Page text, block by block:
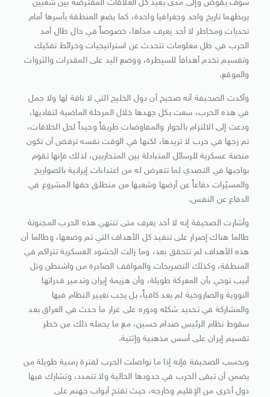
سوف يقوّض وإلى مدى بعيد كل العلاقات المفترضة بين شعبين
يربطهما تاريخ واحد وجغرافيا واحدة، كما يضع المنطقة بأسرها أمام
تحديات ومخاطر لا أحد يعرف مداها، خصوصاً في حال طال أمد
الحرب في ظل معلومات تتحدث عن استراتيجيات وخرائط تفكيك
وتقسيم تخدم أهدافأ للسيطرة، ووضع اليد على المقدرات والثروات
والموقع.
وأكدت الصحيفة أنه صحيح أن دول الخليج التي لا ناقة لها ولا جمل
في هذه الحرب، سعت بكل جهدها خلال المرحلة الماضية لتفاديها،
ودعت إلى الالتزام بالحوار والمفاوضات طريقاً وحيداً لحل الخلافات،
تم زجها في حرب لا تريدها، لكنها في الوقت نفسه ترفض أن تكون
منصة عسكرية للرسائل المتبادلة بين المتحاربين، لذلك فإنها تقوم
بواجبها في التصدي لما تتعرض له من اعتداءات إيرانية بالصواريخ
والمسيّرات دفاعاً عن أرضها وشعبها من منطلق حقها المشروع في
الدفاع عن النفس.
وأشارت الصحيفة إنه لا أحد يعرف متى تنتهي هذه الحرب المجنونة
طالما هناك إصرار على تنفيذ كل الأهداف التي تم وضعها، وطالما أن
هذه الأهداف لم تتحقق بعد، وما زالت الحشود العسكرية تتراكم في
المنطقة، وكذلك التصريحات والمواقف الصادرة من واشنطن وتل
أبيب توحي بأن المعركة طويلة، وأن هزيمة إيران وتدمير قدراتها
النووية والصاروخية لم يعد كافياً، بل يجب تغيير النظام فيها
والمشاركة في تحديد شكله ودوره على غرار ما حدث في العراق بعد
سقوط نظام الرئيس صدام حسين، مع ما يحمله ذلك من خطر
تقسيم إيران على أسس مذهبية وإثتية.
وبحسب الصحيفة فإنه إذا ما تواصلت الحرب لفترة زمنية طويلة من
يضمن أن تبقى الحرب في حدودها الحالية ولا تتمدد، وتشارك فيها
دول أخرى من الإقليم وخارجه، حيث تفتح أبواب جهنم على